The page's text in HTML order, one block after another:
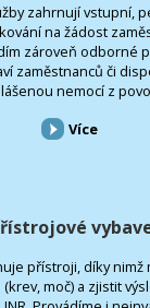
zahrnují vstupní,
na žádost
zároveň odborné
zaměstnanců či
nemocí z
Více
přístroji, díky
moč) a zjistit